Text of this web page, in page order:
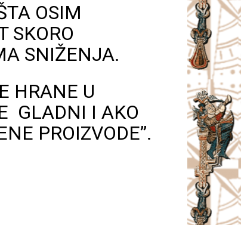
OSIM
SKORO
SNIŽENJA.
HRANE U
GLADNI I AKO
PROIZVODE”.